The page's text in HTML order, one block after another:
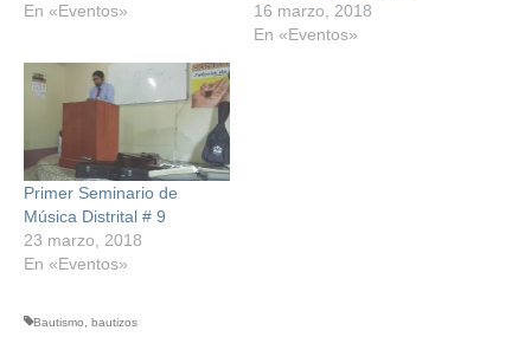
En «Eventos»
16 marzo, 2018
En «Eventos»
Primer Seminario de
Música Distrital # 9
23 marzo, 2018
En «Eventos»
Bautismo bautizos